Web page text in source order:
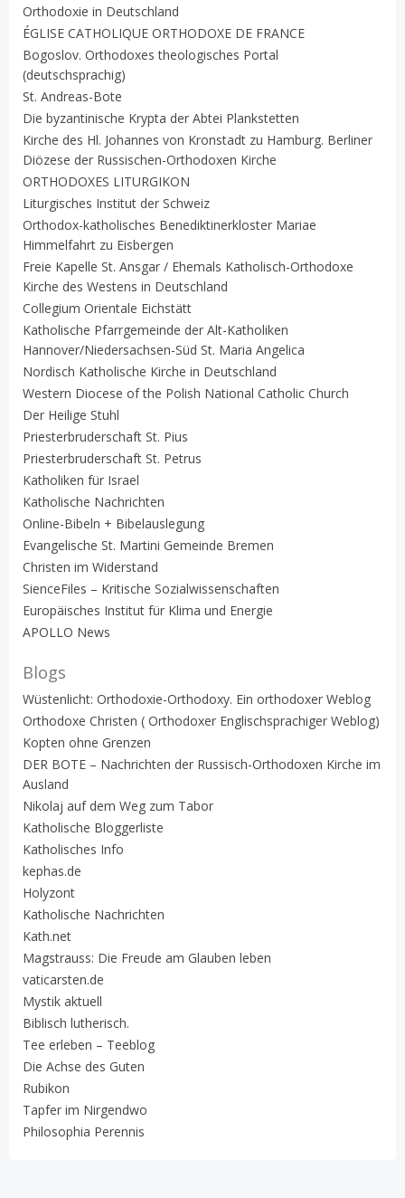
Orthodoxie in Deutschland
ÉGLISE CATHOLIQUE ORTHODOXE DE FRANCE
Bogoslov. Orthodoxes theologisches Portal
(deutschsprachig)
St. Andreas-Bote
Die byzantinische Krypta der Abtei Plankstetten
Kirche des Hl. Johannes von Kronstadt zu Hamburg. Berliner
Diözese der Russischen-Orthodoxen Kirche
ORTHODOXES LITURGIKON
Liturgisches Institut der Schweiz
Orthodox-katholisches Benediktinerkloster Mariae
Himmelfahrt zu Eisbergen
Freie Kapelle St. Ansgar / Ehemals Katholisch-Orthodoxe
Kirche des Westens in Deutschland
Collegium Orientale Eichstätt
Katholische Pfarrgemeinde der Alt-Katholiken
Hannover/Niedersachsen-Süd St. Maria Angelica
Nordisch Katholische Kirche in Deutschland
Western Diocese of the Polish National Catholic Church
Der Heilige Stuhl
Priesterbruderschaft St. Pius
Priesterbruderschaft St. Petrus
Katholiken für Israel
Katholische Nachrichten
Online-Bibeln + Bibelauslegung
Evangelische St. Martini Gemeinde Bremen
Christen im Widerstand
SienceFiles – Kritische Sozialwissenschaften
Europäisches Institut für Klima und Energie
APOLLO News
Blogs
Wüstenlicht: Orthodoxie-Orthodoxy. Ein orthodoxer Weblog
Orthodoxe Christen ( Orthodoxer Englischsprachiger Weblog)
Kopten ohne Grenzen
DER BOTE – Nachrichten der Russisch-Orthodoxen Kirche im
Ausland
Nikolaj auf dem Weg zum Tabor
Katholische Bloggerliste
Katholisches Info
kephas.de
Holyzont
Katholische Nachrichten
Kath.net
Magstrauss: Die Freude am Glauben leben
vaticarsten.de
Mystik aktuell
Biblisch lutherisch.
Tee erleben – Teeblog
Die Achse des Guten
Rubikon
Tapfer im Nirgendwo
Philosophia Perennis